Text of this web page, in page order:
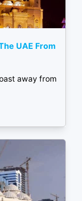
UAE From
away from